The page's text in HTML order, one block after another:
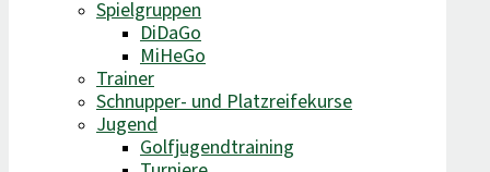
Spielgruppen
DiDaGo
MiHeGo
Trainer
Schnupper- und Platzreifekurse
Jugend
Golfjugendtraining